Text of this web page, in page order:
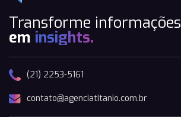
Transforme informações
em insights.
(21) 2253-5161
contato@agenciatitanio.com.br